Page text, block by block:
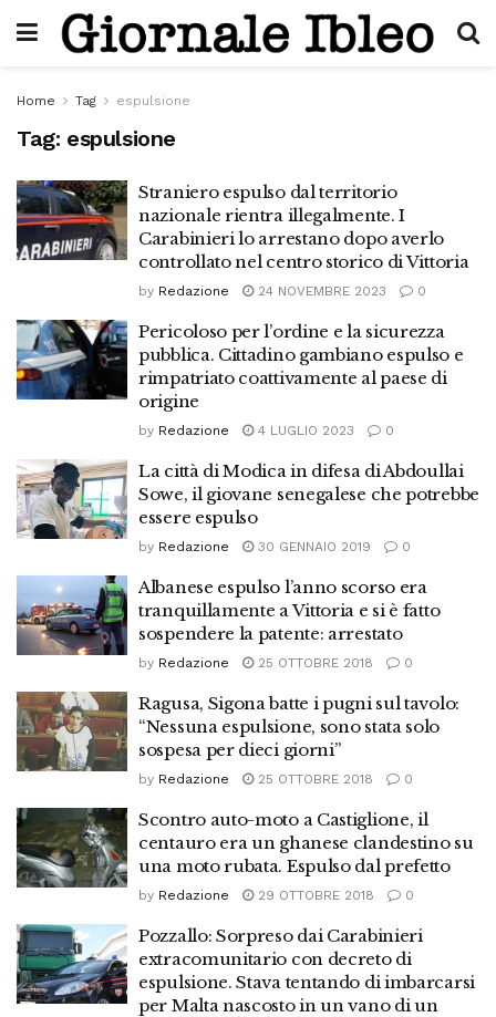
Home Tag espulsione
Tag: espulsione
Straniero espulso dal territorio
nazionale rientra illegalmente. I
Carabinieri lo arrestano dopo averlo
controllato nel centro storico di Vittoria
by Redazione 24 NOVEMBRE 2023 0
Pericoloso per l’ordine e la sicurezza
pubblica. Cittadino gambiano espulso e
rimpatriato coattivamente al paese di
origine
by Redazione 4 LUGLIO 2023 0
La città di Modica in difesa di Abdoullai
Sowe, il giovane senegalese che potrebbe
essere espulso
by Redazione 30 GENNAIO 2019 0
Albanese espulso l’anno scorso era
tranquillamente a Vittoria e si è fatto
sospendere la patente: arrestato
by Redazione 25 OTTOBRE 2018 0
Ragusa, Sigona batte i pugni sul tavolo:
“Nessuna espulsione, sono stata solo
sospesa per dieci giorni”
by Redazione 25 OTTOBRE 2018 0
Scontro auto-moto a Castiglione, il
centauro era un ghanese clandestino su
una moto rubata. Espulso dal prefetto
by Redazione 29 OTTOBRE 2018 0
Pozzallo: Sorpreso dai Carabinieri
extracomunitario con decreto di
espulsione. Stava tentando di imbarcarsi
per Malta nascosto in un vano di un